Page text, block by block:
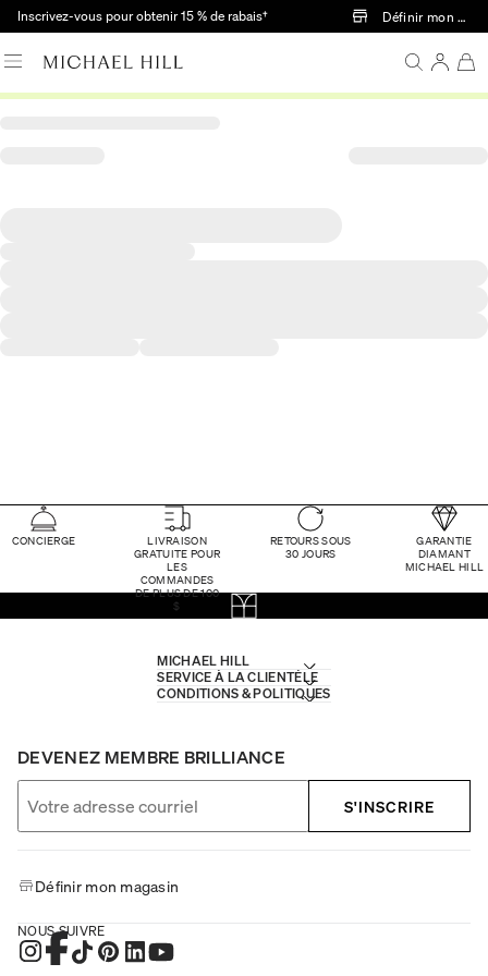
Passer au contenu principal
Inscrivez-vous pour obtenir 15 % de rabais† Définir mon
CONCIERGE
LIVRAISON
GRATUITE POUR
LES
COMMANDES
DE PLUS DE 100
$
RETOURS SOUS
30 JOURS
GARANTIE
DIAMANT
MICHAEL HILL
MICHAEL HILL
SERVICE À LA CLIENTÈLE
CONDITIONS & POLITIQUES
DEVENEZ MEMBRE BRILLIANCE
S'INSCRIRE
Définir mon magasin
NOUS SUIVRE